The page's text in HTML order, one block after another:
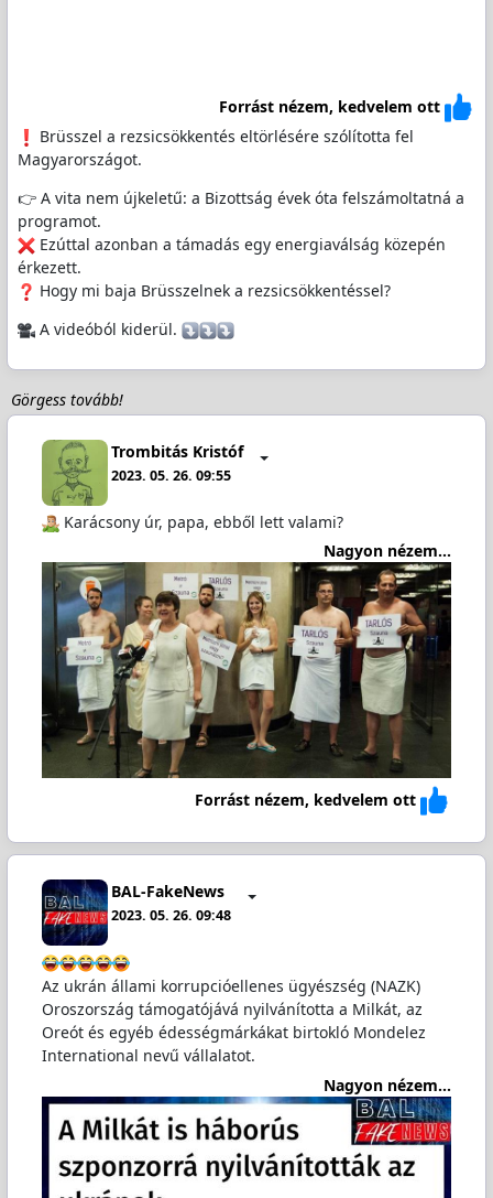
Forrást nézem, kedvelem ott
Brüsszel a rezsicsökkentés eltörlésére szólította fel
Magyarországot.
👉 A vita nem újkeletű: a Bizottság évek óta felszámoltatná a
programot.
Ezúttal azonban a támadás egy energiaválság közepén
érkezett.
Hogy mi baja Brüsszelnek a rezsicsökkentéssel?
A videóból kiderül.
Görgess tovább!
Trombitás Kristóf
2023. 05. 26. 09:55
️ Karácsony úr, papa, ebből lett valami?
Nagyon nézem...
Forrást nézem, kedvelem ott
BAL-FakeNews
2023. 05. 26. 09:48
Az ukrán állami korrupcióellenes ügyészség (NAZK)
Oroszország támogatójává nyilvánította a Milkát, az
Oreót és egyéb édességmárkákat birtokló Mondelez
International nevű vállalatot.
Nagyon nézem...